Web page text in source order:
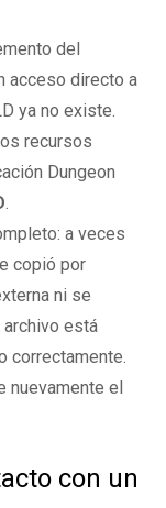
del
acceso directo a
ya no existe.
recursos
Dungeon
.
a veces
copió por
ni se
archivo está
correctamente.
nuevamente el
con un